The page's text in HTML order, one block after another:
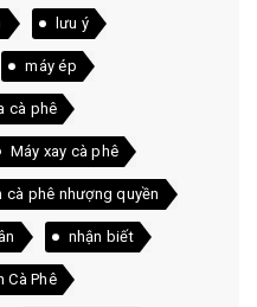
lưu ý
máy ép
cà phê
Máy xay cà phê
cà phê nhượng quyền
nhận biết
Cà Phê